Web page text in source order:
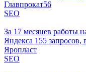
Главпрокат56
SEO
За 17 месяцев работы
Яндекса 155 запросов,
Яропласт
SEO